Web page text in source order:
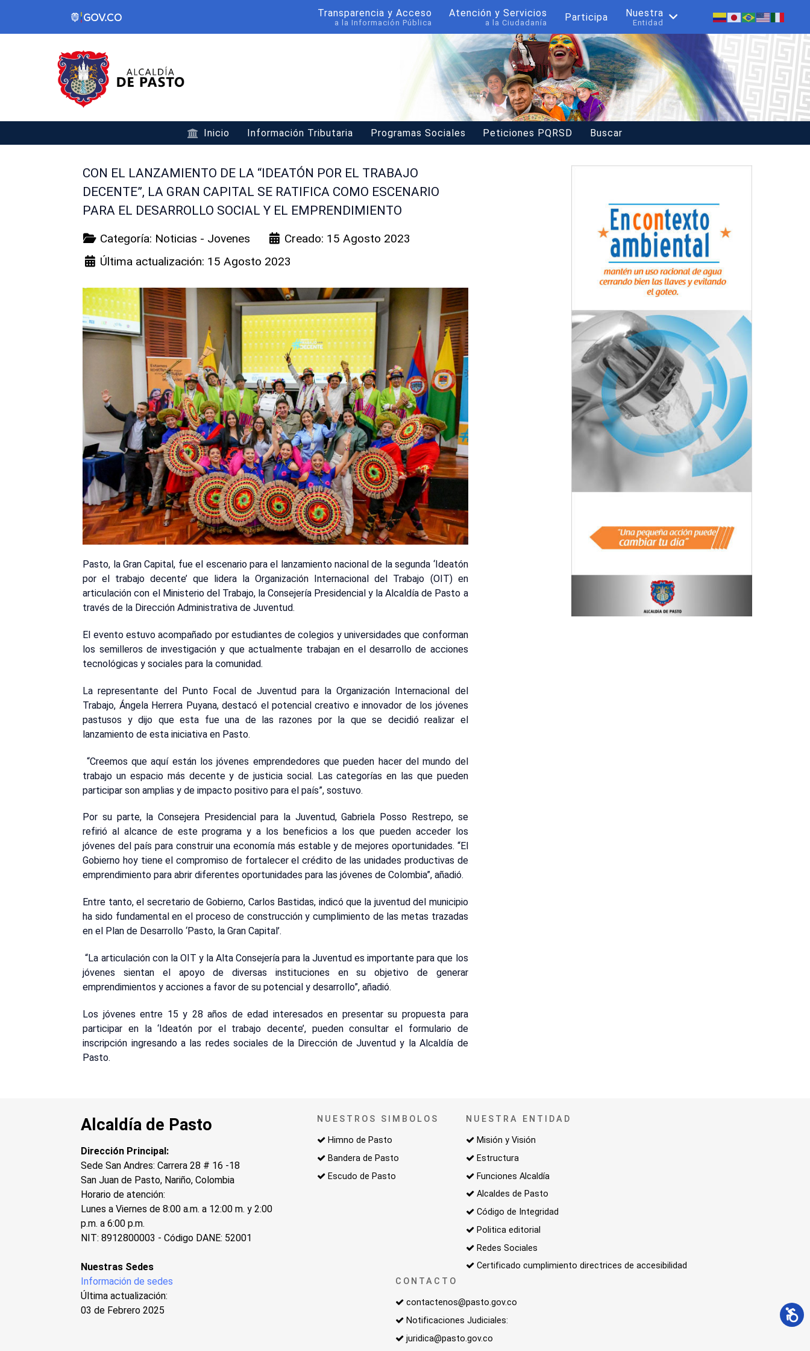
Transparencia y Acceso
a la Información Pública
Atención y Servicios
a la Ciudadanía Participa Nuestra
Entidad
Inicio Información Tributaria Programas Sociales Peticiones PQRSD Buscar
CON EL LANZAMIENTO DE LA “IDEATÓN POR EL TRABAJO
DECENTE”, LA GRAN CAPITAL SE RATIFICA COMO ESCENARIO
PARA EL DESARROLLO SOCIAL Y EL EMPRENDIMIENTO
Categoría: Noticias - Jovenes
Creado: 15 Agosto 2023
Última actualización: 15 Agosto 2023
Pasto, la Gran Capital, fue el escenario para el lanzamiento nacional de la segunda ‘Ideatón
por el trabajo decente’ que lidera la Organización Internacional del Trabajo (OIT) en
articulación con el Ministerio del Trabajo, la Consejería Presidencial y la Alcaldía de Pasto a
través de la Dirección Administrativa de Juventud.
El evento estuvo acompañado por estudiantes de colegios y universidades que conforman
los semilleros de investigación y que actualmente trabajan en el desarrollo de acciones
tecnológicas y sociales para la comunidad.
La representante del Punto Focal de Juventud para la Organización Internacional del
Trabajo, Ángela Herrera Puyana, destacó el potencial creativo e innovador de los jóvenes
pastusos y dijo que esta fue una de las razones por la que se decidió realizar el
lanzamiento de esta iniciativa en Pasto.
“Creemos que aquí están los jóvenes emprendedores que pueden hacer del mundo del
trabajo un espacio más decente y de justicia social. Las categorías en las que pueden
participar son amplias y de impacto positivo para el país”, sostuvo.
Por su parte, la Consejera Presidencial para la Juventud, Gabriela Posso Restrepo, se
refirió al alcance de este programa y a los beneficios a los que pueden acceder los
jóvenes del país para construir una economía más estable y de mejores oportunidades. “El
Gobierno hoy tiene el compromiso de fortalecer el crédito de las unidades productivas de
emprendimiento para abrir diferentes oportunidades para las jóvenes de Colombia”, añadió.
Entre tanto, el secretario de Gobierno, Carlos Bastidas, indicó que la juventud del municipio
ha sido fundamental en el proceso de construcción y cumplimiento de las metas trazadas
en el Plan de Desarrollo ‘Pasto, la Gran Capital’.
“La articulación con la OIT y la Alta Consejería para la Juventud es importante para que los
jóvenes sientan el apoyo de diversas instituciones en su objetivo de generar
emprendimientos y acciones a favor de su potencial y desarrollo”, añadió.
Los jóvenes entre 15 y 28 años de edad interesados en presentar su propuesta para
participar en la ‘Ideatón por el trabajo decente’, pueden consultar el formulario de
inscripción ingresando a las redes sociales de la Dirección de Juventud y la Alcaldía de
Pasto.
Alcaldía de Pasto
Dirección Principal:
Sede San Andres: Carrera 28 # 16 -18
San Juan de Pasto, Nariño, Colombia
Horario de atención:
Lunes a Viernes de 8:00 a.m. a 12:00 m. y 2:00
p.m. a 6:00 p.m.
NIT: 8912800003 - Código DANE: 52001
Nuestras Sedes
Información de sedes
Última actualización:
03 de Febrero 2025
NUESTROS SIMBOLOS
Himno de Pasto
Bandera de Pasto
Escudo de Pasto
NUESTRA ENTIDAD
Misión y Visión
Estructura
Funciones Alcaldía
Alcaldes de Pasto
Código de Integridad
Politica editorial
Redes Sociales
Certificado cumplimiento directrices de accesibilidad
CONTACTO
contactenos@pasto.gov.co
Notificaciones Judiciales:
juridica@pasto.gov.co